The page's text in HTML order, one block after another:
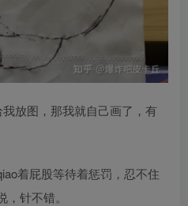
放图，那我就自己画了，有
着屁股等待着惩罚，忍不住
针不错。